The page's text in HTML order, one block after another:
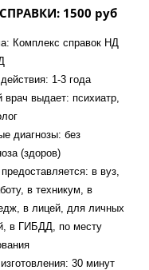
1500 руб
Комплекс справок НД
1-3 года
врач выдает: психиатр,
диагнозы: без
(здоров)
в вуз,
в техникум, в
в лицей, для личных
в ГИБДД, по месту
30 минут